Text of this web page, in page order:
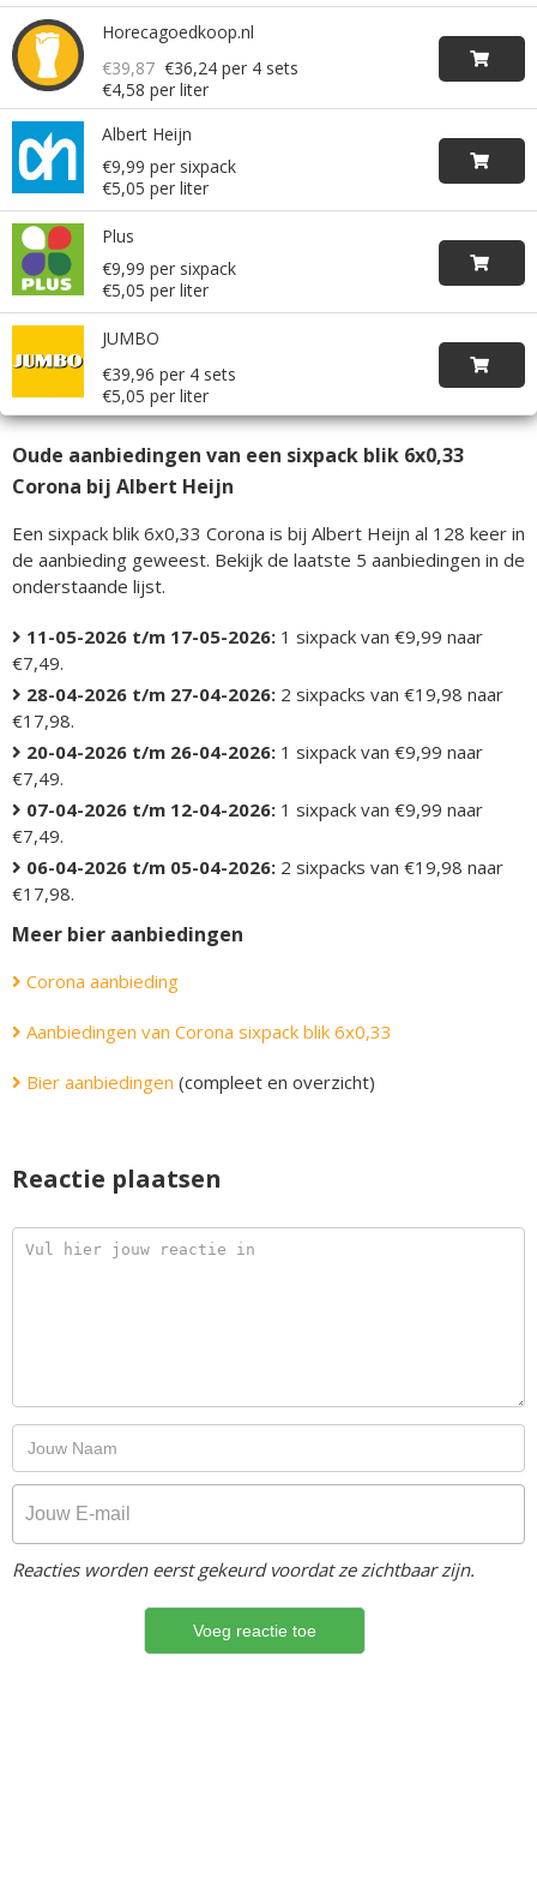
Horecagoedkoop.nl
€39,87 €36,24 per 4 sets
€4,58 per liter
Albert Heijn
€9,99 per sixpack
€5,05 per liter
Plus
€9,99 per sixpack
€5,05 per liter
JUMBO
€39,96 per 4 sets
€5,05 per liter
Oude aanbiedingen van een sixpack blik 6x0,33
Corona bij Albert Heijn
Een sixpack blik 6x0,33 Corona is bij Albert Heijn al 128 keer in
de aanbieding geweest. Bekijk de laatste 5 aanbiedingen in de
onderstaande lijst.
11-05-2026 t/m 17-05-2026: 1 sixpack van €9,99 naar
€7,49.
28-04-2026 t/m 27-04-2026: 2 sixpacks van €19,98 naar
€17,98.
20-04-2026 t/m 26-04-2026: 1 sixpack van €9,99 naar
€7,49.
07-04-2026 t/m 12-04-2026: 1 sixpack van €9,99 naar
€7,49.
06-04-2026 t/m 05-04-2026: 2 sixpacks van €19,98 naar
€17,98.
Meer bier aanbiedingen
Corona aanbieding
Aanbiedingen van Corona sixpack blik 6x0,33
Bier aanbiedingen (compleet en overzicht)
Reactie plaatsen
Reacties worden eerst gekeurd voordat ze zichtbaar zijn.